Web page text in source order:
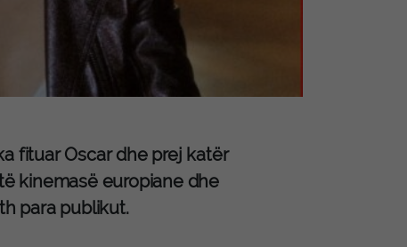
fituar Oscar dhe prej katër
kinemasë europiane dhe
para publikut.